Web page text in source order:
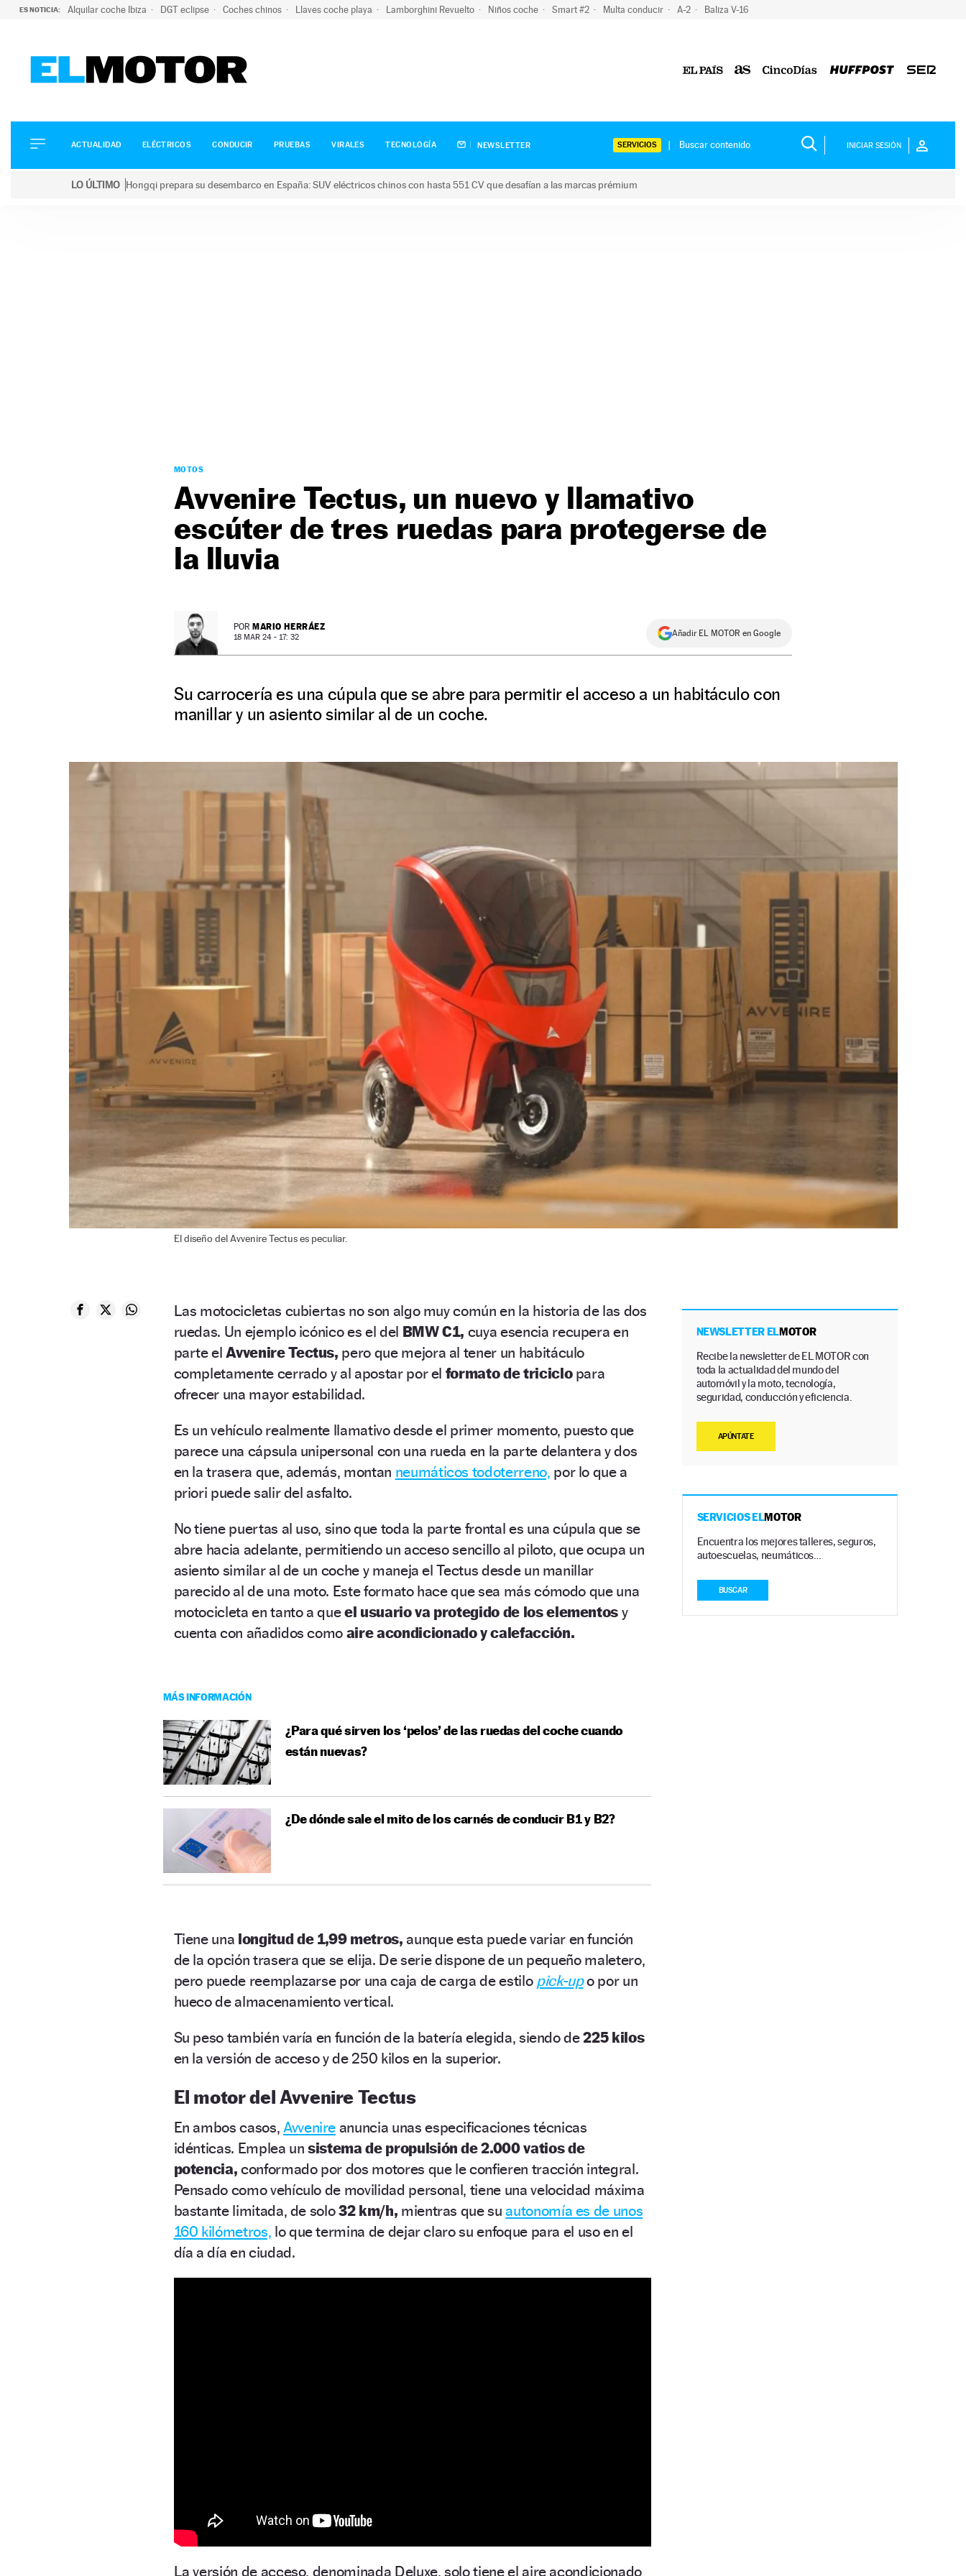
ES NOTICIA: Alquilar coche Ibiza DGT eclipse Coches chinos Llaves coche playa Lamborghini Revuelto Niños coche Smart #2 Multa conducir A-2 Baliza V-16
ELÉCTRICOS
CONDUCIR
ACTUALIDAD ELÉCTRICOS CONDUCIR PRUEBAS VIRALES TECNOLOGÍA NEWSLETTER SERVICIOS INICIAR SESIÓN
LO ÚLTIMO Hongqi prepara su desembarco en España: SUV eléctricos chinos con hasta 551 CV que desafían a las marcas prémium
MOTOS
Avvenire Tectus, un nuevo y llamativo
escúter de tres ruedas para protegerse de
la lluvia
POR MARIO HERRÁEZ
18 MAR 24 - 17: 32 Añadir EL MOTOR en Google
Su carrocería es una cúpula que se abre para permitir el acceso a un habitáculo con
manillar y un asiento similar al de un coche.
El diseño del Avvenire Tectus es peculiar.
Las motocicletas cubiertas no son algo muy común en la historia de las dos
ruedas. Un ejemplo icónico es el del BMW C1, cuya esencia recupera en
parte elAvvenire Tectus, pero que mejora al tener un habitáculo
completamente cerrado y al apostar por el formato de triciclopara
ofrecer una mayor estabilidad.
Es un vehículo realmente llamativo desde el primer momento, puesto que
parece una cápsula unipersonal con una rueda en la parte delantera y dos
en la trasera que, además, montan neumáticos todoterreno, por lo que a
priori puede salir del asfalto.
No tiene puertas al uso, sino que toda la parte frontal es una cúpula que se
abre hacia adelante, permitiendo un acceso sencillo al piloto, que ocupa un
asiento similar al de un coche y maneja el Tectus desde un manillar
parecido al de una moto. Este formato hace que sea más cómodo que una
motocicleta en tanto a queel usuario va protegido de los elementos y
cuenta con añadidos como aire acondicionado y calefacción.
MÁS INFORMACIÓN
¿Para qué sirven los ‘pelos’ de las ruedas del coche cuando
están nuevas?
¿De dónde sale el mito de los carnés de conducir B1 y B2?
Tiene una longitud de 1,99 metros, aunque esta puede variar en función
de la opción trasera que se elija. De serie dispone de un pequeño maletero,
pero puede reemplazarse por una caja de carga de estilo pick-upo por un
hueco de almacenamiento vertical.
Su peso también varía en función de la batería elegida, siendo de225 kilos
en la versión de acceso y de 250 kilos en la superior.
El motor del Avvenire Tectus
En ambos casos, Avvenire anuncia unas especificaciones técnicas
idénticas. Emplea unsistema de propulsión de 2.000 vatios de
potencia, conformado por dos motores que le confieren tracción integral.
Pensado como vehículo de movilidad personal, tiene una velocidad máxima
bastante limitada, de solo32 km/h, mientras que suautonomía es de unos
160 kilómetros, lo que termina de dejar claro su enfoque para el uso en el
día a día en ciudad.
La versión de acceso, denominada Deluxe, solo tiene el aire acondicionado
NEWSLETTER ELMOTOR
Recibe la newsletter de EL MOTOR con
toda la actualidad del mundo del
automóvil y la moto, tecnología,
seguridad, conducción y eficiencia.
APÚNTATE
SERVICIOS ELMOTOR
Encuentra los mejores talleres, seguros,
autoescuelas, neumáticos…
BUSCAR